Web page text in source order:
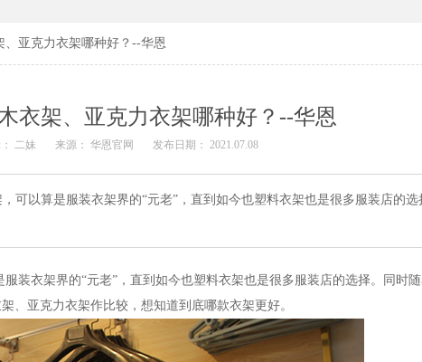
、亚克力衣架哪种好？--华恩
衣架、亚克力衣架哪种好？--华恩
二妹 来源： 华恩官网 发布日期： 2021.07.08
可以算是服装衣架界的“元老”，直到如今也塑料衣架也是很多服装店的
服装衣架界的“元老”，直到如今也塑料衣架也是很多服装店的选择。同时
、亚克力衣架作比较，想知道到底哪款衣架更好。